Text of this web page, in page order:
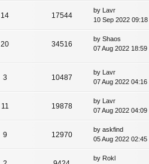
14 17544
by
Lavr
10 Sep 2022 09:18
20 34516
by Shaos
07 Aug 2022 18:59
3 10487
by
Lavr
07 Aug 2022 04:16
11 19878
by
Lavr
07 Aug 2022 04:09
9 12970
by askfind
05 Aug 2022 02:45
by Rokl